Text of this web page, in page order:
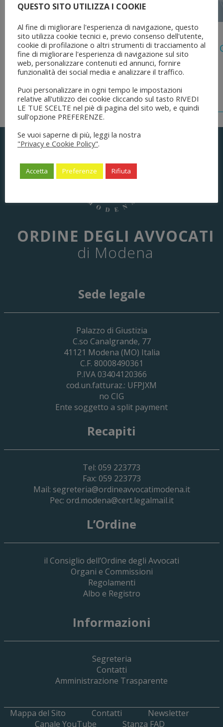
5 Agosto 2026
Legge 28 Luglio 2026 N. 137 “delega
Dell’ordinamento Forense”
29 Giugno 2026
Cassa Forense – Elezioni Dei Delegati
2030
19 Giugno 2026
ORDINE DEGLI AVVOCATI
di Modena
Sede legale
Palazzo di Giustizia
C.so Canalgrande, 77
41121 Modena (MO) Italia
C.F. 80008490361
P.IVA 03404120366
cod.un.fatturaz.: UFPJXM
no CIG
Ente soggetto a split payment
Recapiti
Tel: 059 223773
Fax: 059 223773
Mail: segreteria@ordineavvocatimodena.it
Pec: ord.modena@cert.legalmail.it
L’Ordine
il Consiglio dell’Ordine degli Avvocati
Organi e Commissioni
Regolamenti
Albo e Registro
Informazioni
Segreteria
Contatti
Amministrazione Trasparente
Mappa del Sito Contatti
Newsletter
Canale YouTube
Stanza FAD
QUESTO SITO UTILIZZA I COOKIE
Al fine di migliorare l'esperienza di navigazione, questo
sito utilizza cookie tecnici e, previo consenso dell'utente,
cookie di profilazione o altri strumenti di tracciamento al
fine di migliorare l'esperienza di navigazione sul sito
web, personalizzare contenuti ed annunci, fornire
funzionalità dei social media e analizzare il traffico.
Puoi personalizzare in ogni tempo le impostazioni
relative all'utilizzo dei cookie cliccando sul tasto RIVEDI
LE TUE SCELTE nel piè di pagina del sito web, e quindi
sull'opzione PREFERENZE.
Se vuoi saperne di più, leggi la nostra
"Privacy e Cookie Policy".
Accetta Preferenze Rifiuta